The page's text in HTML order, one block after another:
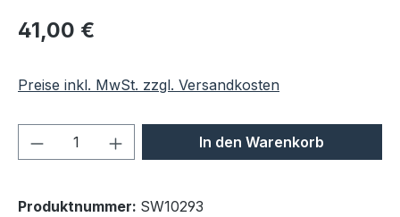
Regulärer Preis:
41,00 €
Preise inkl. MwSt. zzgl. Versandkosten
Produkt Anzahl: Gib denIn den Warenkorb
Produktnummer: SW10293